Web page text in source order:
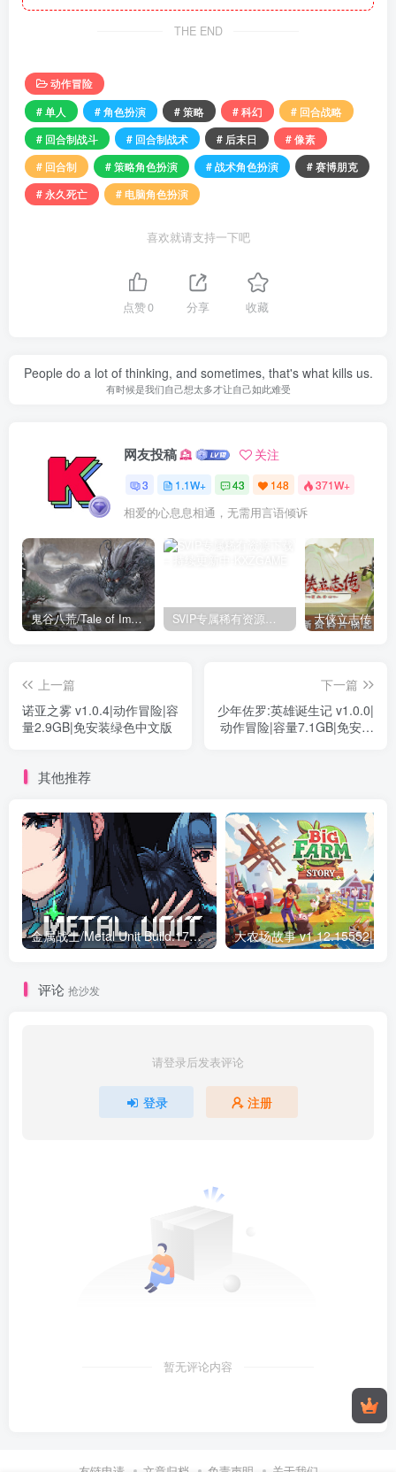
THE END
动作冒险
# 单人
# 角色扮演 # 策略 # 科幻
# 回合战略
# 回合制战斗
# 回合制战术 # 后末日
# 像素
# 回合制
# 策略角色扮演 # 战术角色扮演
# 赛博朋克
# 永久死亡
# 电脑角色扮演
喜欢就请支持一下吧
点赞0 分享 收藏
People do a lot of thinking, and sometimes, that's what kills us.
有时候是我们自己想太多才让自己如此难受
网友投稿 关注
3 1.1W+ 43 148 371W+
相爱的心息息相通，无需用言语倾诉
鬼谷八荒/Tale of Immortal v1.2.105.259|角色扮演|容量27.4GB|免安装绿色中文版 SVIP专属稀有资源下载 – 持续更新中
上一篇
诺亚之雾 v1.0.4|动作冒险|容
量2.9GB|免安装绿色中文版
下一篇
少年佐罗:英雄诞生记 v1.0.0|
动作冒险|容量7.1GB|免安装
其他推荐
金属战士/Metal Unit Build.17833202|动作冒险|容量1.2GB|免安装绿色中文版
评论 抢沙发
请登录后发表评论
登录 注册
暂无评论内容